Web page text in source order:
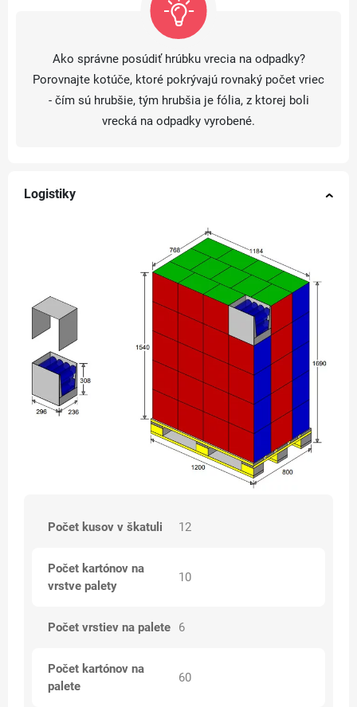
Ako správne posúdiť hrúbku vrecia na odpadky?
Porovnajte kotúče, ktoré pokrývajú rovnaký počet vriec
- čím sú hrubšie, tým hrubšia je fólia, z ktorej boli
vrecká na odpadky vyrobené.
Logistiky
Počet kusov v škatuli 12
Počet kartónov na
vrstve palety
10
Počet vrstiev na palete 6
Počet kartónov na
palete
60